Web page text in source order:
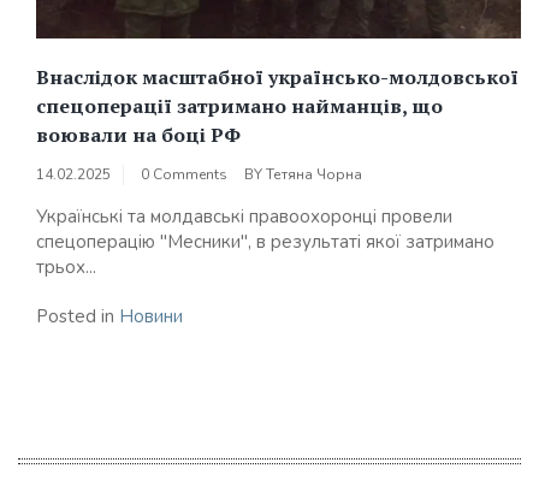
Внаслідок масштабної українсько-молдовської
спецоперації затримано найманців, що
воювали на боці РФ
14.02.2025 0 Comments BYТетяна Чорна
Українські та молдавські правоохоронці провели
спецоперацію "Месники", в результаті якої затримано
трьох...
Posted in Новини